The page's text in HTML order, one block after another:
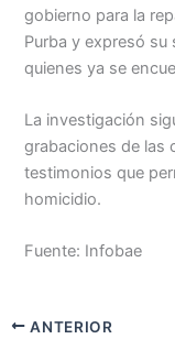
gobierno para la
Purba y expresó
quienes ya se
La investigación
grabaciones de las
testimonios que
homicidio.
Fuente: Infobae
ANTERIOR